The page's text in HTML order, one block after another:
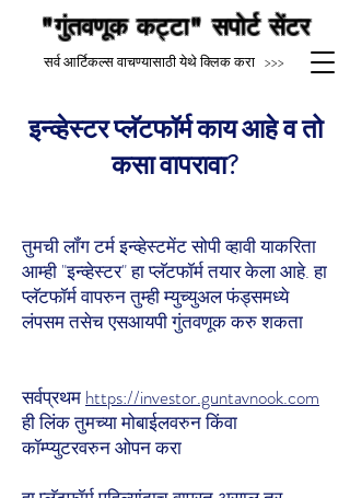
"गुंतवणूक कट्टा" सपोर्ट सेंटर
सर्व आर्टिकल्स वाचण्यासाठी येथे क्लिक करा >>>
इन्व्हेस्टर प्लॅटफॉर्म काय आहे व तो
कसा वापरावा?
तुमची लॉंग टर्म इन्व्हेस्टमेंट सोपी व्हावी याकरिता
आम्ही "इन्व्हेस्टर" हा प्लॅटफॉर्म तयार केला आहे. हा
प्लॅटफॉर्म वापरुन तुम्ही म्युच्युअल फंड्समध्ये
लंपसम तसेच एसआयपी गुंतवणूक करु शकता
सर्वप्रथम https://investor.guntavnook.com
ही लिंक तुमच्या मोबाईलवरुन किंवा
कॉम्प्युटरवरुन ओपन करा